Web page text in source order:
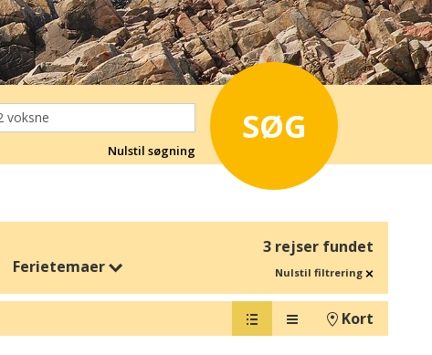
SØG
Nulstil søgning
3 rejser fundet
Ferietemaer Nulstil filtrering
Kort